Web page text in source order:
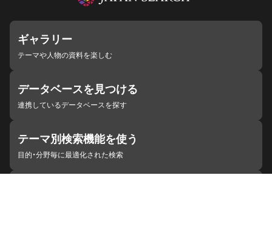
ギャラリー
テーマや人物の資料を楽しむ
データベースを見つける
連携しているデータベースを探す
テーマ別検索機能を使う
目的・分野毎に最適化された検索